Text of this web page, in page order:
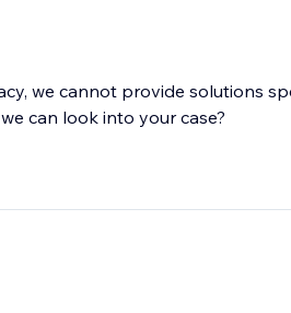
we cannot provide solutions
can look into your case?